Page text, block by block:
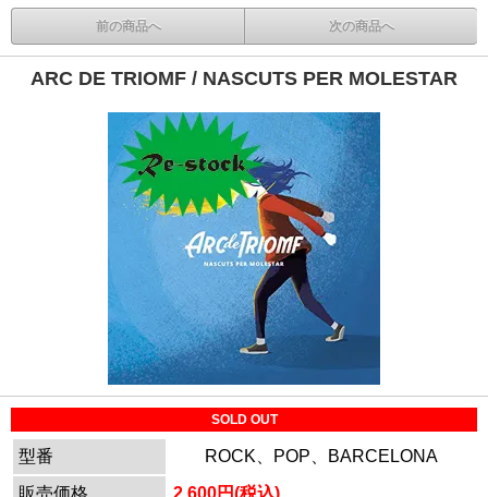
前の商品へ 次の商品へ
ARC DE TRIOMF / NASCUTS PER MOLESTAR
SOLD OUT
型番
ROCK、POP、BARCELONA